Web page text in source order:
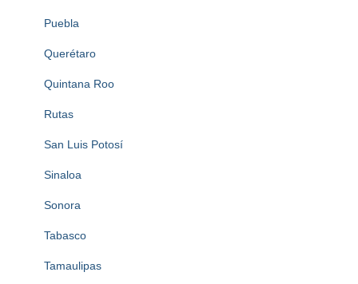
Puebla
Querétaro
Quintana Roo
Rutas
San Luis Potosí
Sinaloa
Sonora
Tabasco
Tamaulipas